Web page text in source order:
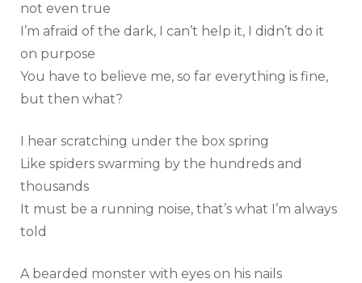
not even true
I’m afraid of the dark, I can’t help it, I didn’t do it
on purpose
You have to believe me, so far everything is fine,
but then what?
I hear scratching under the box spring
Like spiders swarming by the hundreds and
thousands
It must be a running noise, that’s what I’m always
told
A bearded monster with eyes on his nails